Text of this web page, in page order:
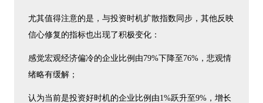
尤其值得注意的是，与投资时机扩散指数同步，其他反映
信心修复的指标也出现了积极变化：
感觉宏观经济偏冷的企业比例由79%下降至76%，悲观情
绪略有缓解；
认为当前是投资好时机的企业比例由1%跃升至9%，增长